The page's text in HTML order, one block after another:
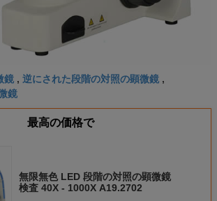
鏡 , 逆にされた段階の対照の顕微鏡 ,
鏡
最高の価格で
無限無色 LED 段階の対照の顕微鏡
検査 40X - 1000X A19.2702